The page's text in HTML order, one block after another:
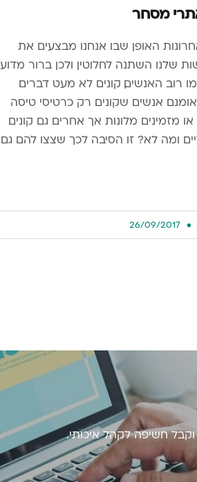
מסחר
האופן שבו אנחנו מבצעים את
שלנו השתנה לחלוטין ולכן ברור מדוע
רוב האנשים, קונים לא מעט דברים
אומנם אנשים שקונים רק כרטיסי טיסה
מזמינים מלונות אך אחרים גם קונים
ומה לא? זו הסיבה לכך שצצו להם גם
26/09/2017
חשיפה לקהל איכותי.